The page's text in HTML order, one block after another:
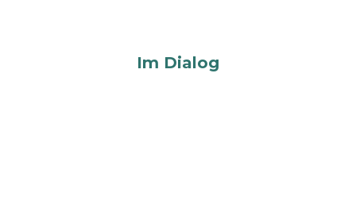
Im Dialog